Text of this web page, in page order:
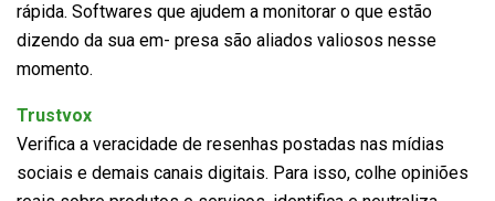
rápida. Softwares que ajudem a monitorar o que estão
dizendo da sua em- presa são aliados valiosos nesse
momento.
Trustvox
Verifica a veracidade de resenhas postadas nas mídias
sociais e demais canais digitais. Para isso, colhe opiniões